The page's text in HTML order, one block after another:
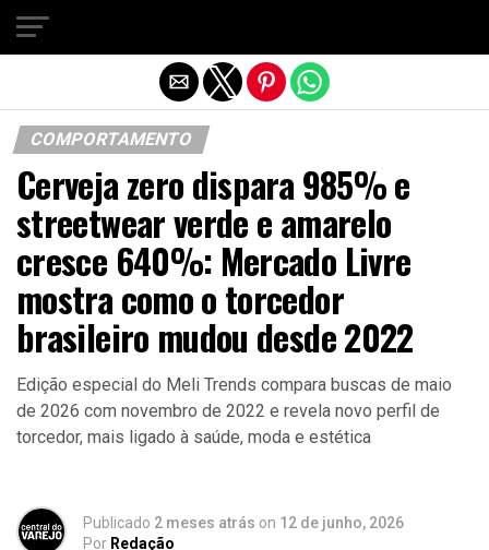
COMPORTAMENTO
Cerveja zero dispara 985% e
streetwear verde e amarelo
cresce 640%: Mercado Livre
mostra como o torcedor
brasileiro mudou desde 2022
Edição especial do Meli Trends compara buscas de maio
de 2026 com novembro de 2022 e revela novo perfil de
torcedor, mais ligado à saúde, moda e estética
Publicado 2 meses atrás on 12 de junho, 2026
Por Redação